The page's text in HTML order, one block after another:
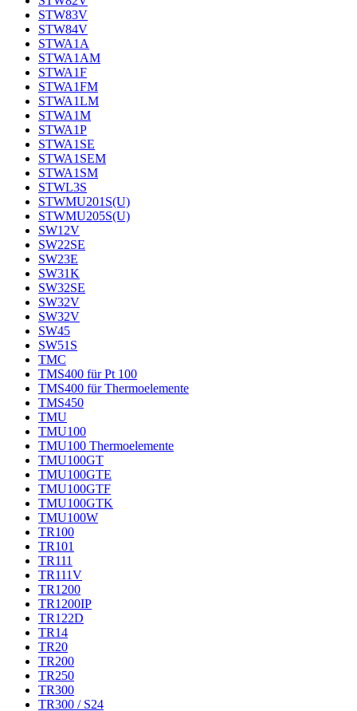
STW83V
STW84V
STWA1A
STWA1AM
STWA1F
STWA1FM
STWA1LM
STWA1M
STWA1P
STWA1SE
STWA1SEM
STWA1SM
STWL3S
STWMU201S(U)
STWMU205S(U)
SW12V
SW22SE
SW23E
SW31K
SW32SE
SW32V
SW32V
SW45
SW51S
TMC
TMS400 für Pt 100
TMS400 für Thermoelemente
TMS450
TMU
TMU100
TMU100 Thermoelemente
TMU100GT
TMU100GTE
TMU100GTF
TMU100GTK
TMU100W
TR100
TR101
TR111
TR111V
TR1200
TR1200IP
TR122D
TR14
TR20
TR200
TR250
TR300
TR300 / S24